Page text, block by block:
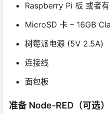
Raspberry Pi 板 或者
MicroSD 卡 – 16GB
树莓派电源 (5V 2.5A)
连接线
面包板
准备 Node-RED（可选）